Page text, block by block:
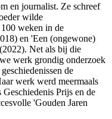
en journalist. Ze schreef
wilde
weken in de
en 'Een (ongewone)
Net als bij die
werk grondig onderzoek
de
werk werd meermaals
Prijs en de
'Gouden Jaren